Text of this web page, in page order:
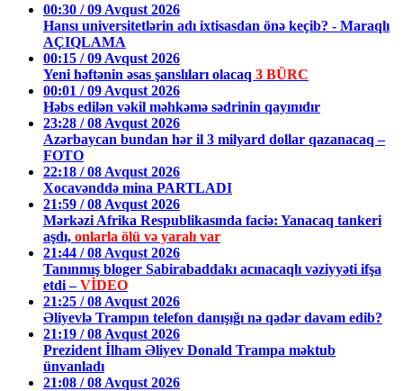
00:30 / 09 Avqust 2026
Hansı universitetlərin adı ixtisasdan önə keçib? - Maraqlı
AÇIQLAMA
00:15 / 09 Avqust 2026
Yeni həftənin əsas şanslıları olacaq 3 BÜRC
00:01 / 09 Avqust 2026
Həbs edilən vəkil məhkəmə sədrinin qayınıdır
23:28 / 08 Avqust 2026
Azərbaycan bundan hər il 3 milyard dollar qazanacaq –
FOTO
22:18 / 08 Avqust 2026
Xocavənddə mina PARTLADI
21:59 / 08 Avqust 2026
Mərkəzi Afrika Respublikasında faciə: Yanacaq tankeri
aşdı, onlarla ölü və yaralı var
21:44 / 08 Avqust 2026
Tanınmış bloger Sabirabaddakı acınacaqlı vəziyyəti ifşa
etdi –VİDEO
21:25 / 08 Avqust 2026
Əliyevlə Trampın telefon danışığı nə qədər davam edib?
21:19 / 08 Avqust 2026
Prezident İlham Əliyev Donald Trampa məktub
ünvanladı
21:08 / 08 Avqust 2026